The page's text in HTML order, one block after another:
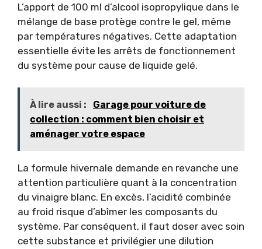
L’apport de 100 ml d’alcool isopropylique dans le
mélange de base protège contre le gel, même
par températures négatives. Cette adaptation
essentielle évite les arrêts de fonctionnement
du système pour cause de liquide gelé.
À lire aussi :
Garage pour voiture de
collection : comment bien choisir et
aménager votre espace
La formule hivernale demande en revanche une
attention particulière quant à la concentration
du vinaigre blanc. En excès, l’acidité combinée
au froid risque d’abîmer les composants du
système. Par conséquent, il faut doser avec soin
cette substance et privilégier une dilution